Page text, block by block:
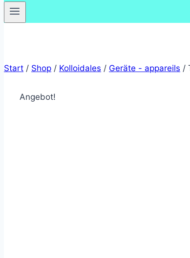
Start / Shop / Kolloidales / Geräte - appareils /
Angebot!